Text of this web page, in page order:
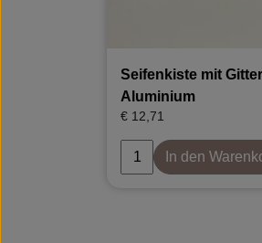
Seifenkiste mit
Aluminium
€ 12,71
In den